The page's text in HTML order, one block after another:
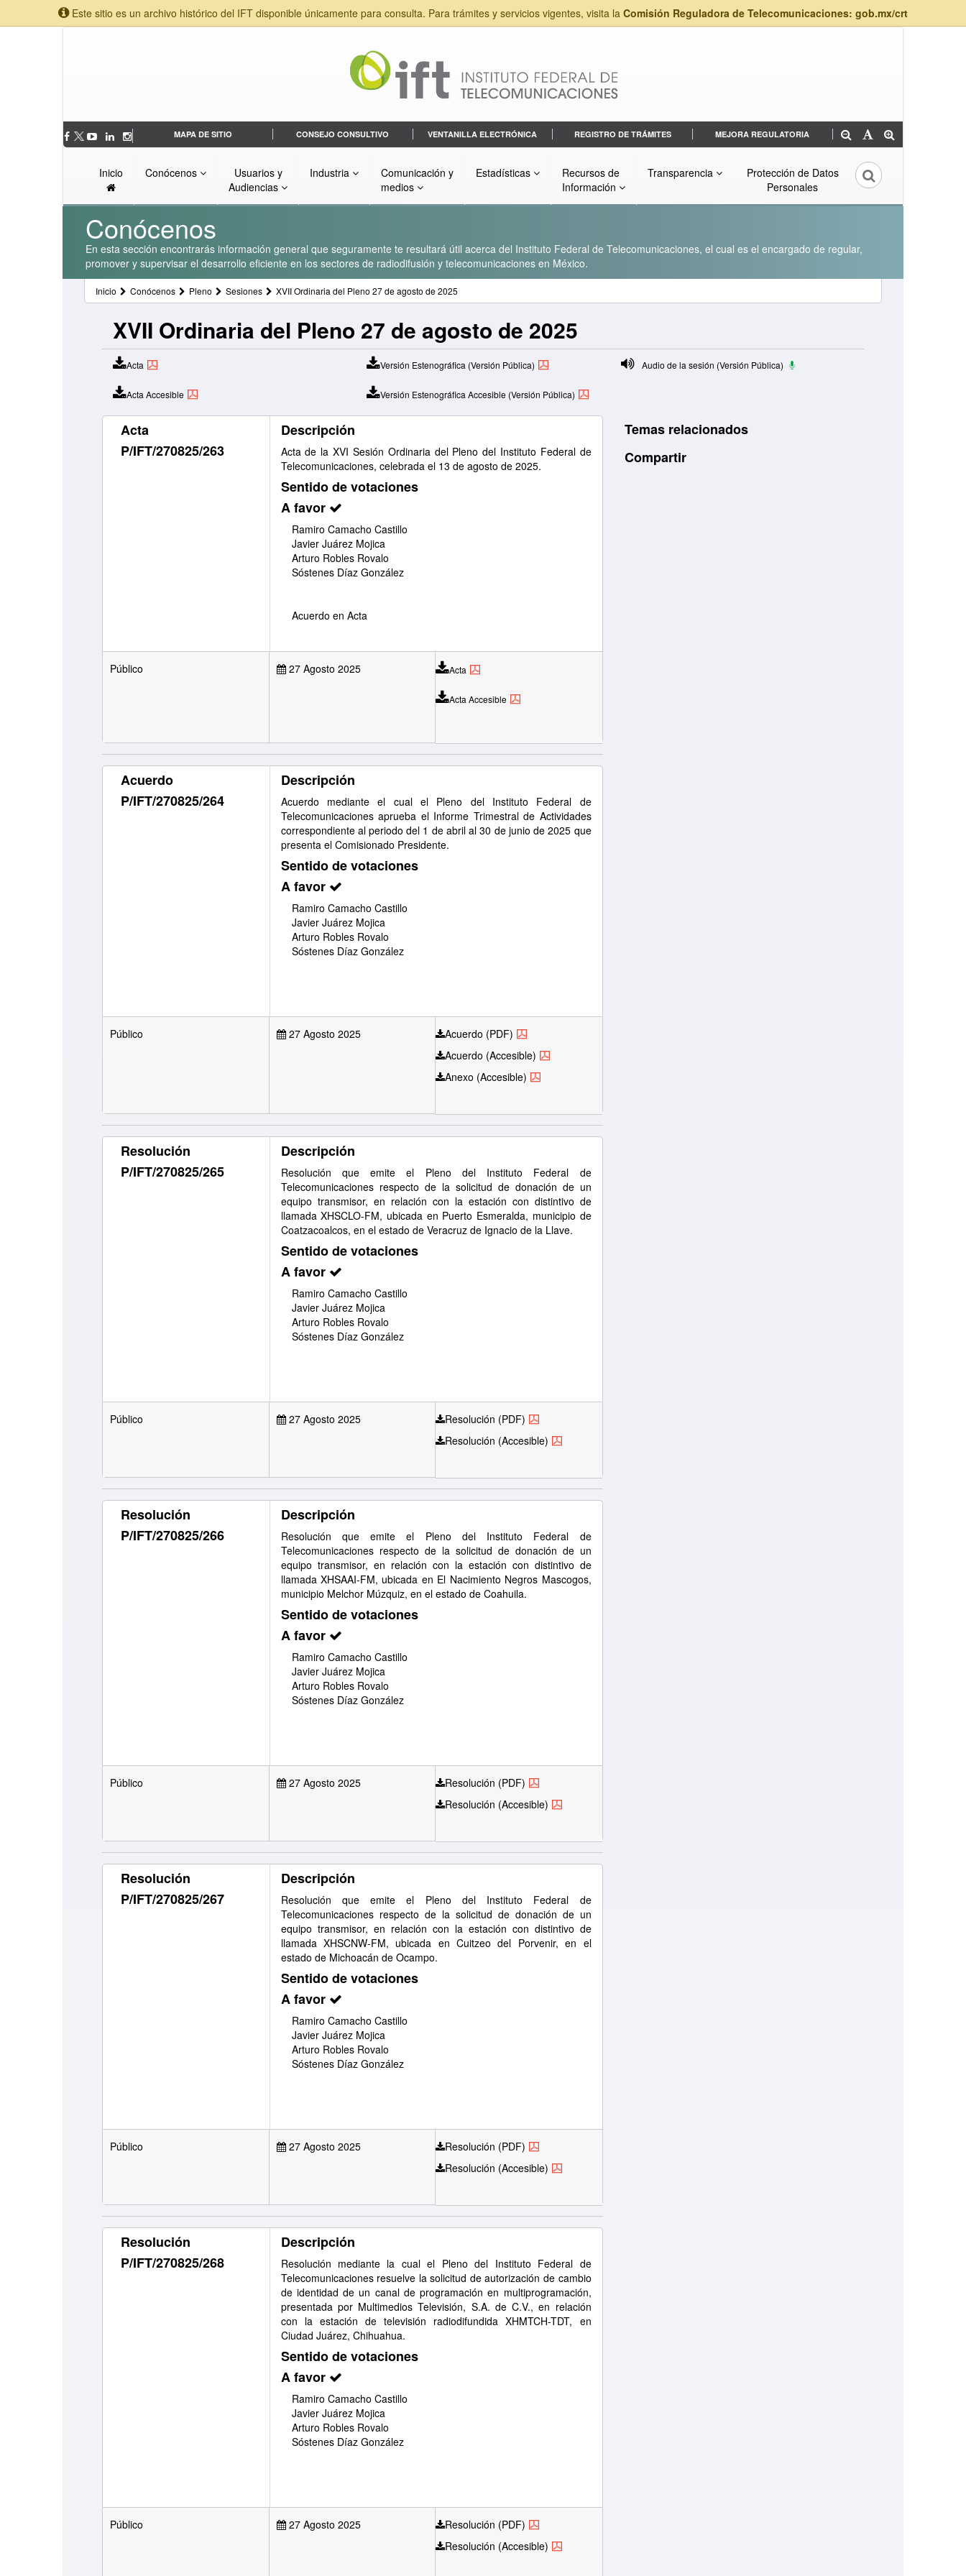
Este sitio es un archivo histórico del IFT disponible únicamente para consulta. Para trámites y servicios vigentes, visita la Comisión Reguladora de Telecomunicaciones: gob.mx/crt
MAPA DE SITIO CONSEJO CONSULTIVO VENTANILLA ELECTRÓNICA REGISTRO DE TRÁMITES MEJORA REGULATORIA
Inicio Conócenos
Usuarios y
Audiencias
Industria
Comunicación y
medios
Estadísticas
Recursos de
Información
Transparencia
Protección de Datos
Personales
Conócenos
En esta sección encontrarás información general que seguramente te resultará útil acerca del Instituto Federal de Telecomunicaciones, el cual es el encargado de regular,
promover y supervisar el desarrollo eficiente en los sectores de radiodifusión y telecomunicaciones en México.
Inicio Conócenos Pleno Sesiones XVII Ordinaria del Pleno 27 de agosto de 2025
XVII Ordinaria del Pleno 27 de agosto de 2025
Acta
Acta Accesible
Versión Estenográfica (Versión Pública)
Versión Estenográfica Accesible (Versión Pública)
Audio de la sesión (Versión Pública)
Acta
P/IFT/270825/263
Descripción
Acta de la XVI Sesión Ordinaria del Pleno del Instituto Federal de
Telecomunicaciones, celebrada el 13 de agosto de 2025.
Sentido de votaciones
A favor
Ramiro Camacho Castillo
Javier Juárez Mojica
Arturo Robles Rovalo
Sóstenes Díaz González
Acuerdo en Acta
Público 27 Agosto 2025 Acta
Acta Accesible
Acuerdo
P/IFT/270825/264
Descripción
Acuerdo mediante el cual el Pleno del Instituto Federal de
Telecomunicaciones aprueba el Informe Trimestral de Actividades
correspondiente al periodo del 1 de abril al 30 de junio de 2025 que
presenta el Comisionado Presidente.
Sentido de votaciones
A favor
Ramiro Camacho Castillo
Javier Juárez Mojica
Arturo Robles Rovalo
Sóstenes Díaz González
Público 27 Agosto 2025
Acuerdo (PDF)
Acuerdo (Accesible)
Anexo (Accesible)
Resolución
P/IFT/270825/265
Descripción
Resolución que emite el Pleno del Instituto Federal de
Telecomunicaciones respecto de la solicitud de donación de un
equipo transmisor, en relación con la estación con distintivo de
llamada XHSCLO-FM, ubicada en Puerto Esmeralda, municipio de
Coatzacoalcos, en el estado de Veracruz de Ignacio de la Llave.
Sentido de votaciones
A favor
Ramiro Camacho Castillo
Javier Juárez Mojica
Arturo Robles Rovalo
Sóstenes Díaz González
Público 27 Agosto 2025
Resolución (PDF)
Resolución (Accesible)
Resolución
P/IFT/270825/266
Descripción
Resolución que emite el Pleno del Instituto Federal de
Telecomunicaciones respecto de la solicitud de donación de un
equipo transmisor, en relación con la estación con distintivo de
llamada XHSAAI-FM, ubicada en El Nacimiento Negros Mascogos,
municipio Melchor Múzquiz, en el estado de Coahuila.
Sentido de votaciones
A favor
Ramiro Camacho Castillo
Javier Juárez Mojica
Arturo Robles Rovalo
Sóstenes Díaz González
Público 27 Agosto 2025
Resolución (PDF)
Resolución (Accesible)
Resolución
P/IFT/270825/267
Descripción
Resolución que emite el Pleno del Instituto Federal de
Telecomunicaciones respecto de la solicitud de donación de un
equipo transmisor, en relación con la estación con distintivo de
llamada XHSCNW-FM, ubicada en Cuitzeo del Porvenir, en el
estado de Michoacán de Ocampo.
Sentido de votaciones
A favor
Ramiro Camacho Castillo
Javier Juárez Mojica
Arturo Robles Rovalo
Sóstenes Díaz González
Público 27 Agosto 2025
Resolución (PDF)
Resolución (Accesible)
Resolución
P/IFT/270825/268
Descripción
Resolución mediante la cual el Pleno del Instituto Federal de
Telecomunicaciones resuelve la solicitud de autorización de cambio
de identidad de un canal de programación en multiprogramación,
presentada por Multimedios Televisión, S.A. de C.V., en relación
con la estación de televisión radiodifundida XHMTCH-TDT, en
Ciudad Juárez, Chihuahua.
Sentido de votaciones
A favor
Ramiro Camacho Castillo
Javier Juárez Mojica
Arturo Robles Rovalo
Sóstenes Díaz González
Público 27 Agosto 2025
Resolución (PDF)
Resolución (Accesible)
Temas relacionados
Compartir